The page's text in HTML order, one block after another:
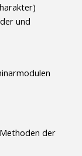
und
der